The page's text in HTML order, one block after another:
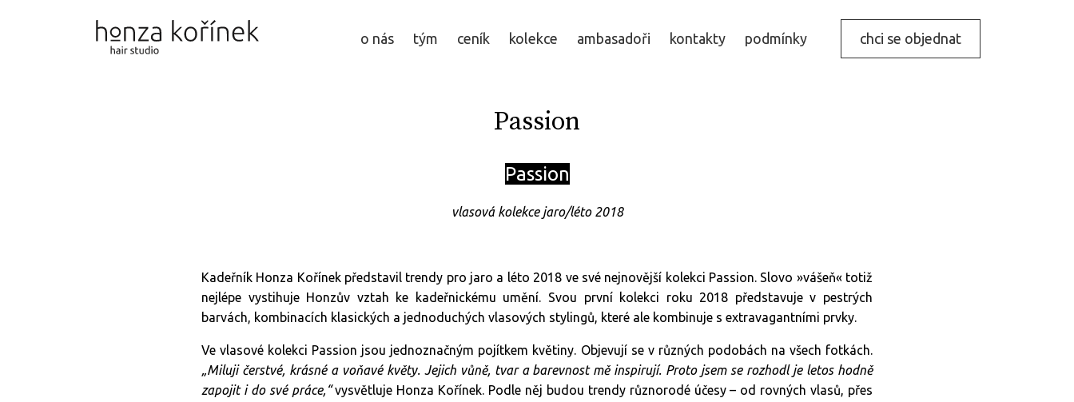
o nás tým ceník kolekce ambasadoři kontakty podmínky chci se objednat
Passion
Passion
vlasová kolekce jaro/léto 2018
Kadeřník Honza Kořínek představil trendy pro jaro a léto 2018 ve své nejnovější kolekci Passion. Slovo »vášeň« totiž
nejlépe vystihuje Honzův vztah ke kadeřnickému umění. Svou první kolekci roku 2018 představuje v pestrých
barvách, kombinacích klasických a jednoduchých vlasových stylingů, které ale kombinuje s extravagantními prvky.
Ve vlasové kolekci Passion jsou jednoznačným pojítkem květiny. Objevují se v různých podobách na všech fotkách.
„Miluji čerstvé, krásné a voňavé květy. Jejich vůně, tvar a barevnost mě inspirují. Proto jsem se rozhodl je letos hodně
zapojit i do své práce,“vysvětluje Honza Kořínek. Podle něj budou trendy různorodé účesy – od rovných vlasů, přes